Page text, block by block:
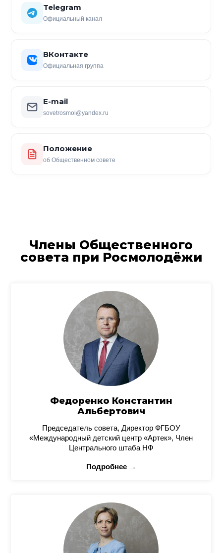
Telegram
Официальный канал
ВКонтакте
Официальная группа
E-mail
sovetrosmol@yandex.ru
Положение
об Общественном совете
Члены Общественного
совета при Росмолодёжи
Федоренко Константин
Альбертович
Председатель совета, Директор ФГБОУ
«Международный детский центр «Артек», Член
Центрального штаба НФ
Подробнее →